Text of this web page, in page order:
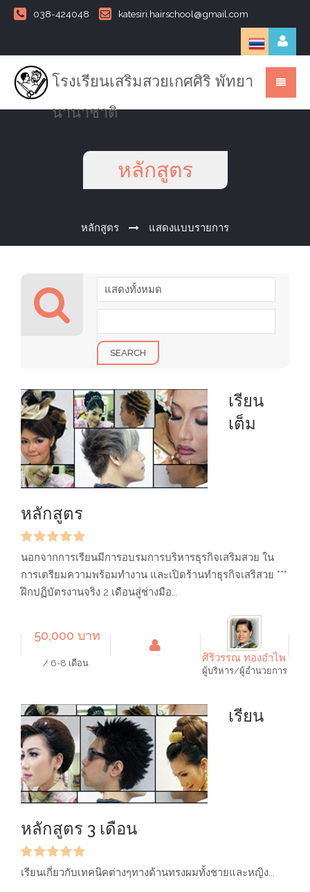
038-424048 katesiri.hairschool@gmail.com
โรงเรียนเสริมสวยเกศศิริ พัทยา
นานาชาติ
หลักสูตร
หลักสูตร แสดงแบบรายการ
SEARCH
เรียน
เต็ม
หลักสูตร
นอกจากการเรียนมีการอบรมการบริหารธุรกิจเสริมสวย ใน
การเตรียมความพร้อมทำงาน และเปิดร้านทำธุรกิจเสริสวย ***
ฝึกปฏิบัตรงานจริง 2 เดือนสู่ช่างมือ...
50,000 บาท
/ 6-8 เดือน ศิริวรรณ ทองอำไพ
ผู้บริหาร/ผู้อำนวยการ
เรียน
หลักสูตร 3 เดือน
เรียนเกี่ยวกับเทคนิคต่างๆทางด้านทรงผมทั้งชายและหญิง...